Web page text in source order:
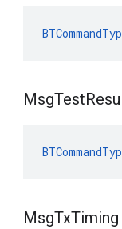
MsgTest
MsgTxTiming